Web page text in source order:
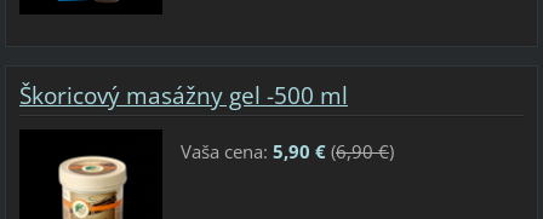
Škoricový masážny gel -500 ml
Vaša cena: 5,90 €(6,90 €)